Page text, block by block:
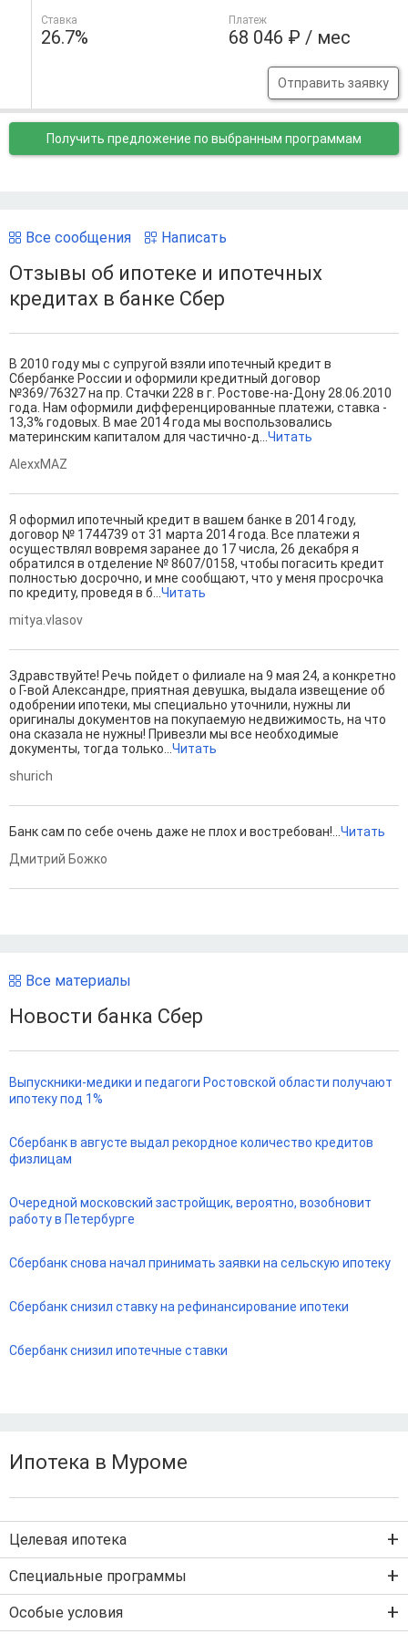
Ставка
26.7%
Платеж
68 046 ₽ / мес
Отправить заявку
Получить предложение по выбранным программам
Все сообщения Написать
Отзывы об ипотеке и ипотечных
кредитах в банке Сбер
В 2010 году мы с супругой взяли ипотечный кредит в
Сбербанке России и оформили кредитный договор
№369/76327 на пр. Стачки 228 в г. Ростове-на-Дону 28.06.2010
года. Нам оформили дифференцированные платежи, ставка -
13,3% годовых. В мае 2014 года мы воспользовались
материнским капиталом для частично-д... Читать
AlexxMAZ
Я оформил ипотечный кредит в вашем банке в 2014 году,
договор № 1744739 от 31 марта 2014 года. Все платежи я
осуществлял вовремя заранее до 17 числа, 26 декабря я
обратился в отделение № 8607/0158, чтобы погасить кредит
полностью досрочно, и мне сообщают, что у меня просрочка
по кредиту, проведя в б... Читать
mitya.vlasov
Здравствуйте! Речь пойдет о филиале на 9 мая 24, а конкретно
о Г-вой Александре, приятная девушка, выдала извещение об
одобрении ипотеки, мы специально уточнили, нужны ли
оригиналы документов на покупаемую недвижимость, на что
она сказала не нужны! Привезли мы все необходимые
документы, тогда только... Читать
shurich
Банк сам по себе очень даже не плох и востребован!... Читать
Дмитрий Божко
Все материалы
Новости банка Сбер
Выпускники-медики и педагоги Ростовской области получают
ипотеку под 1%
Сбербанк в августе выдал рекордное количество кредитов
физлицам
Очередной московский застройщик, вероятно, возобновит
работу в Петербурге
Сбербанк снова начал принимать заявки на сельскую ипотеку
Сбербанк снизил ставку на рефинансирование ипотеки
Сбербанк снизил ипотечные ставки
Ипотека в Муроме
Целевая ипотека
Ипотека на вторичку
Ипотека на строительство дома
Специальные программы
Военная ипотека
Особые условия